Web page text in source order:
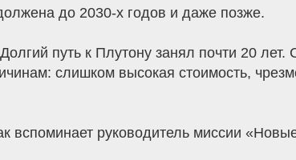
до 2030-х годов и даже позже.
путь к Плутону занял почти 20 лет.
слишком высокая стоимость,
вспоминает руководитель миссии